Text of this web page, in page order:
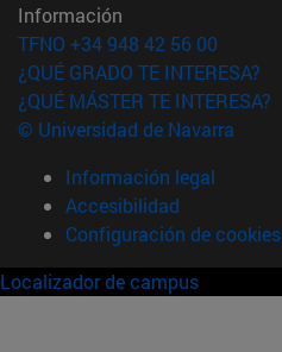
Información
TFNO +34 948 42 56 00
¿QUÉ GRADO TE INTERESA?
¿QUÉ MÁSTER TE INTERESA?
© Universidad de Navarra
Información legal
Accesibilidad
Configuración de cookies
Localizador de campus